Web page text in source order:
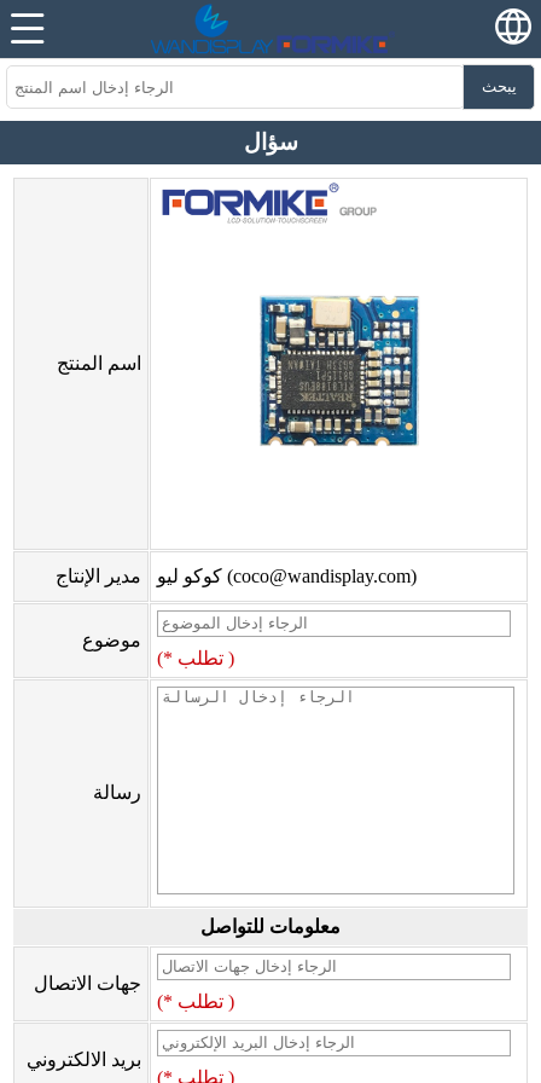
يبحث
سؤال
اسم المنتج
مدير الإنتاج كوكو ليو (coco@wandisplay.com)
موضوع
(* تطلب )
رسالة
معلومات للتواصل
جهات الاتصال
(* تطلب )
بريد الالكتروني
(* تطلب )